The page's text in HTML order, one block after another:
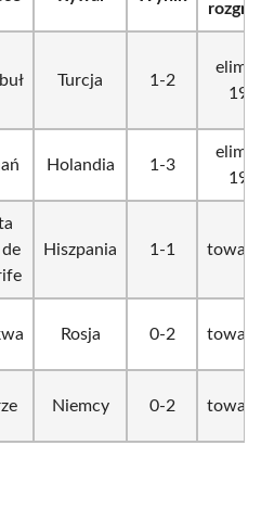
Turcja 1-2
elim.
Holandia 1-3
elim.
Hiszpania 1-1
Rosja 0-2
Niemcy 0-2